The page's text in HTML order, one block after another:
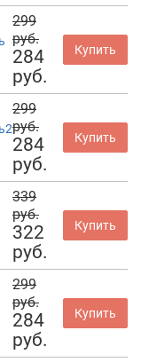
299
руб.
284
руб.
Купить
299
руб.
284
руб.
Купить
339
руб.
322
руб.
Купить
299
руб.
284
руб.
Купить